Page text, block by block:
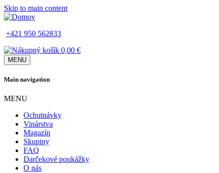
Skip to main content
+421 950 562833
0,00 €
MENU
Main navigation
MENU
Ochutnávky
Vinárstva
Magazín
Skupiny
FAQ
Darčekové poukážky
O nás